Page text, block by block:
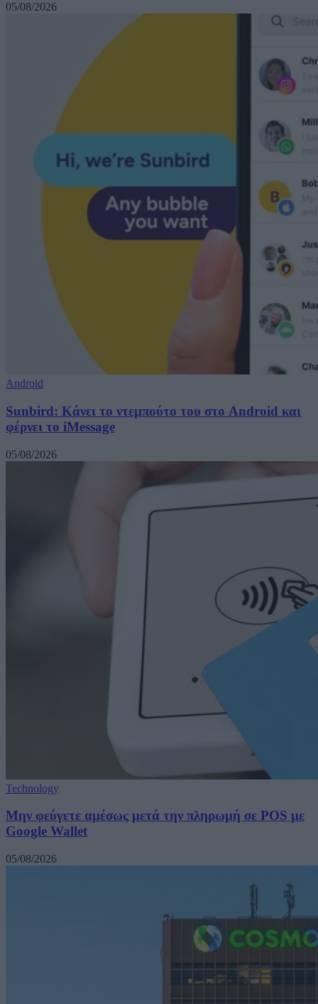
05/08/2026
Android
Sunbird: Κάνει το ντεμπούτο του στο Android και
φέρνει το iMessage
05/08/2026
Technology
Μην φεύγετε αμέσως μετά την πληρωμή σε POS με
Google Wallet
05/08/2026